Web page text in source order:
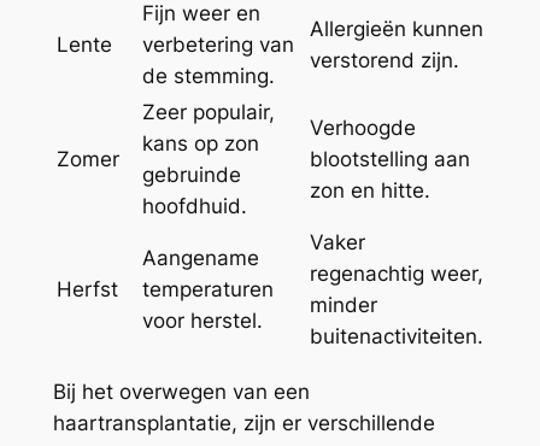
Lente
Fijn weer en
verbetering van
de stemming.
Allergieën kunnen
verstorend zijn.
Zomer
Zeer populair,
kans op zon
gebruinde
hoofdhuid.
Verhoogde
blootstelling aan
zon en hitte.
Herfst
Aangename
temperaturen
voor herstel.
Vaker
regenachtig weer,
minder
buitenactiviteiten.
Bij het overwegen van een
haartransplantatie, zijn er verschillende